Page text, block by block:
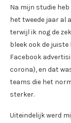
Na mijn studie
het tweede jaar al
terwijl ik nog de
bleek ook de juiste
Facebook
corona), en dat
teams die het
sterker.
Uiteindelijk werd